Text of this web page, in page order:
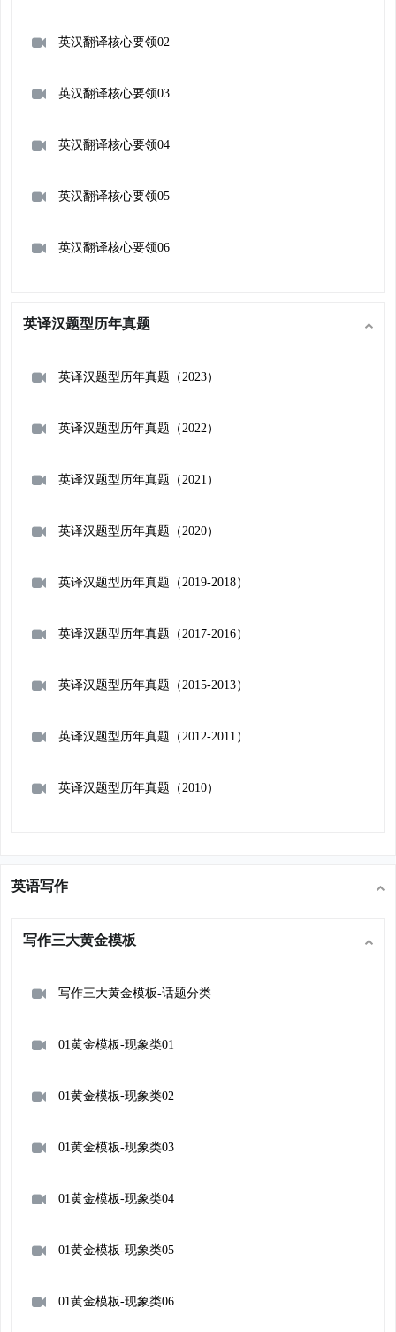
英汉翻译核心要领02
英汉翻译核心要领03
英汉翻译核心要领04
英汉翻译核心要领05
英汉翻译核心要领06
英译汉题型历年真题
英译汉题型历年真题（2023）
英译汉题型历年真题（2022）
英译汉题型历年真题（2021）
英译汉题型历年真题（2020）
英译汉题型历年真题（2019-2018）
英译汉题型历年真题（2017-2016）
英译汉题型历年真题（2015-2013）
英译汉题型历年真题（2012-2011）
英译汉题型历年真题（2010）
英语写作
写作三大黄金模板
写作三大黄金模板-话题分类
01黄金模板-现象类01
01黄金模板-现象类02
01黄金模板-现象类03
01黄金模板-现象类04
01黄金模板-现象类05
01黄金模板-现象类06